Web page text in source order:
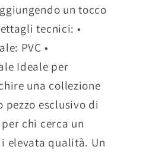
un tocco
tecnici: •
PVC •
Ideale per
una collezione
esclusivo di
chi cerca un
elevata qualità. Un